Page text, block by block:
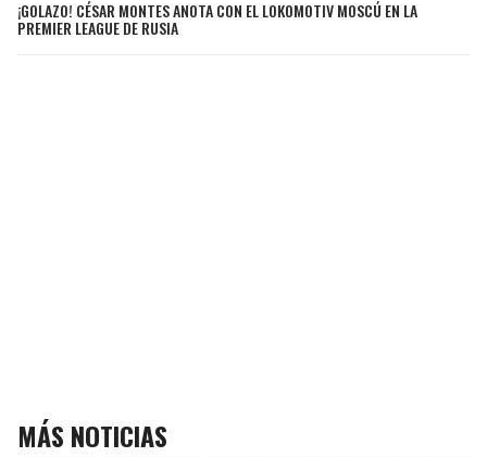
¡GOLAZO! CÉSAR MONTES ANOTA CON EL LOKOMOTIV MOSCÚ EN LA
PREMIER LEAGUE DE RUSIA
MÁS NOTICIAS